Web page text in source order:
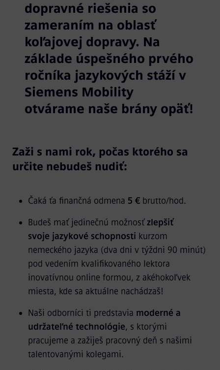
dopravné riešenia so
zameraním na oblasť
koľajovej dopravy. Na
základe úspešného prvého
ročníka jazykových stáží v
Siemens Mobility
otvárame naše brány opäť!
Zaži s nami rok, počas ktorého sa
určite nebudeš nudiť:
Čaká ťa finančná odmena 5 € brutto/hod.
Budeš mať jedinečnú možnosťzlepšiť
svoje jazykové schopnosti kurzom
nemeckého jazyka (dva dni v týždni 90 minút)
pod vedením kvalifikovaného lektora
inovatívnou online formou, z akéhokoľvek
miesta, kde sa aktuálne nachádzaš!
Naši odborníci ti predstavia moderné a
udržateľné technológie, s ktorými
pracujeme a zažiješ pracovný deň s našimi
talentovanými kolegami.